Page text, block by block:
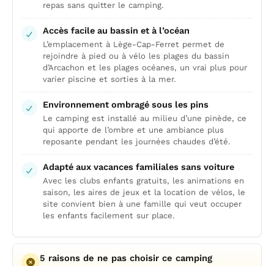
repas sans quitter le camping.
Accès facile au bassin et à l’océan
L’emplacement à Lège-Cap-Ferret permet de
rejoindre à pied ou à vélo les plages du bassin
d’Arcachon et les plages océanes, un vrai plus pour
varier piscine et sorties à la mer.
Environnement ombragé sous les pins
Le camping est installé au milieu d’une pinède, ce
qui apporte de l’ombre et une ambiance plus
reposante pendant les journées chaudes d’été.
Adapté aux vacances familiales sans voiture
Avec les clubs enfants gratuits, les animations en
saison, les aires de jeux et la location de vélos, le
site convient bien à une famille qui veut occuper
les enfants facilement sur place.
5 raisons de ne pas choisir ce camping